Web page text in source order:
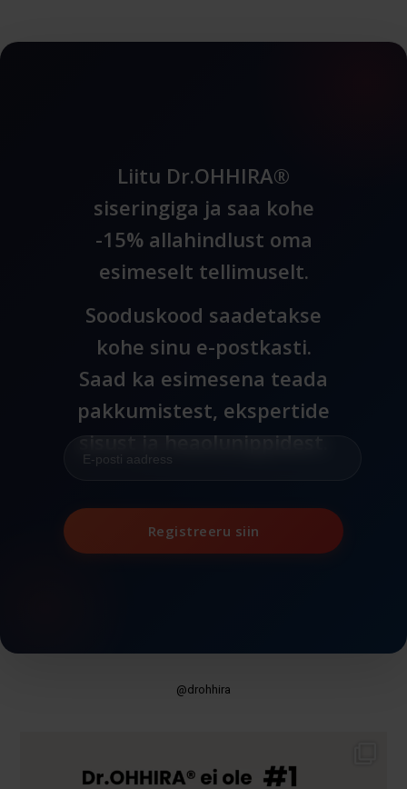
Liitu Dr.OHHIRA®
siseringiga ja saa kohe
-15% allahindlust oma
esimeselt tellimuselt.
Sooduskood saadetakse
kohe sinu e-postkasti.
Saad ka esimesena teada
pakkumistest, ekspertide
sisust ja heaolunippidest.
Registreeru siin
@drohhira